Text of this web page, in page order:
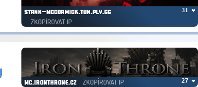
stank-mccormick.tun.ply.gg
ZKOPÍROVAT IP
31 ❤
mc.ironthrone.cz ZKOPÍROVAT IP 27 ❤